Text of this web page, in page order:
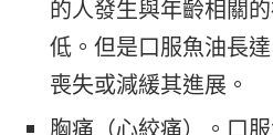
的人發生與年齡相關
低。但是口服魚油長
喪失或減緩其進展。
胸痛（心絞痛）。口